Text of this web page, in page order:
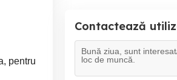
pentru
Contactează